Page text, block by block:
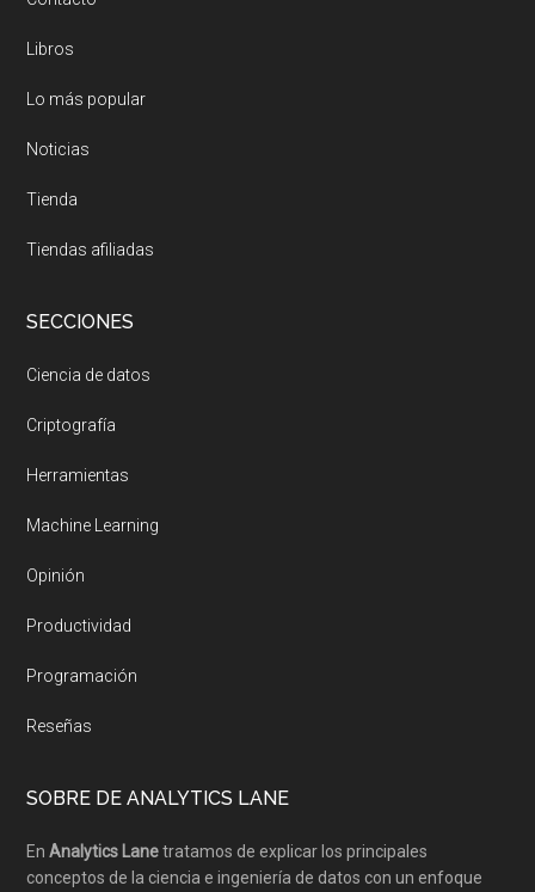
Libros
Lo más popular
Noticias
Tienda
Tiendas afiliadas
SECCIONES
Ciencia de datos
Criptografía
Herramientas
Machine Learning
Opinión
Productividad
Programación
Reseñas
SOBRE DE ANALYTICS LANE
EnAnalytics Lanetratamos de explicar los principales
conceptos de la ciencia e ingeniería de datos con un enfoque